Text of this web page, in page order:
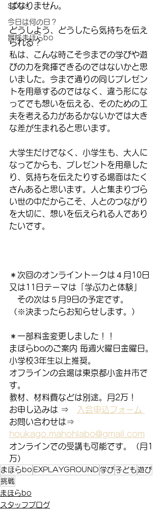
SDGs
今日は何の日？
冒険まほらbo
ばなりません。
どうしよう、どうしたら気持ちを伝え
られる？
私は、こんな時こそ今までの学びや遊
びの力を発揮できるのではないかと思
いました。今まで通りの同じプレゼン
トを用意するのではなく、違う形にな
ってでも想いを伝える、そのための工
夫を考える力があるかないかでは大き
な差が生まれると思います。
大学生だけでなく、小学生も、大人に
なってからも、プレゼントを用意した
り、気持ちを伝えたりする場面はたく
さんあると思います。人と集まりづら
い世の中だからこそ、人とのつながり
を大切に、想いを伝えられる人であり
たいです。
＊次回のオンライントークは４月10日
又は11日テーマは「学ぶ力と体験」
その次は５月9日の予定です。
（※決まったらお知らせします。）
＊一部料金変更しました！！
まほらboのご案内 毎週火曜日金曜日。
小学校3年生以上推奨。
オフラインの会場は東京都小金井市で
す。
教材、材料費などは別途。月2万！
お申し込みは ⇒
入会申込フォーム
お問い合わせは⇒
houkago.mahohlabo@gmail.com
オンラインでの受講も可能です。（月1
万）
まほらbo EXPLAYGROUND 学び子ども 遊び
挑戦
まほらbo
スタッフブログ